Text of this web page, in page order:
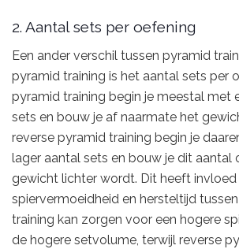
2. Aantal sets per oefening
Een ander verschil tussen pyramid
pyramid training is het aantal sets per
pyramid training begin je meestal met
sets en bouw je af naarmate het
reverse pyramid training begin je
lager aantal sets en bouw je dit aantal
gewicht lichter wordt. Dit heeft invloed
spiervermoeidheid en hersteltijd
training kan zorgen voor een hogere
de hogere setvolume, terwijl reverse